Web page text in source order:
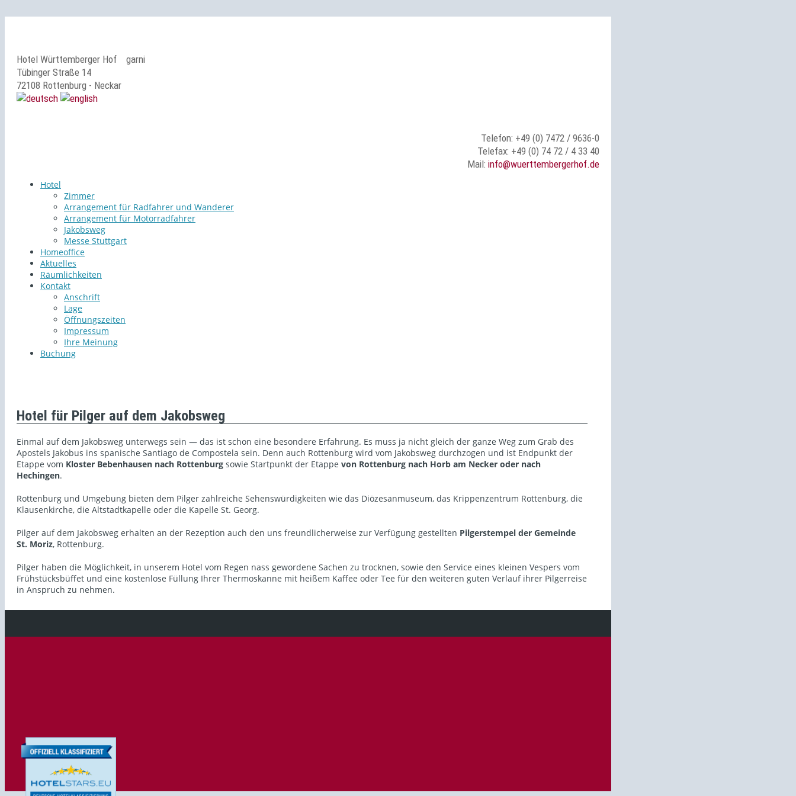
Hotel Württemberger Hof
garni
Tübinger Straße 14
72108 Rottenburg - Neckar
Telefon: +49 (0) 7472 / 9636-0
Telefax: +49 (0) 74 72 / 4 33 40
Mail: info@wuerttembergerhof.de
Hotel
Zimmer
Arrangement für Radfahrer und Wanderer
Arrangement für Motorradfahrer
Jakobsweg
Messe Stuttgart
Homeoffice
Aktuelles
Räumlichkeiten
Kontakt
Anschrift
Lage
Öffnungszeiten
Impressum
Ihre Meinung
Buchung
Hotel für Pilger auf dem Jakobsweg
Einmal auf dem Jakobsweg unterwegs sein — das ist schon eine besondere Erfahrung. Es muss ja nicht gleich der ganze Weg zum Grab des
Apostels Jakobus ins spanische Santiago de Compostela sein. Denn auch Rottenburg wird vom Jakobsweg durchzogen und ist Endpunkt der
Etappe vom Kloster Bebenhausen nach Rottenburg sowie Startpunkt der Etappe von Rottenburg nach Horb am Necker oder nach
Hechingen.
Rottenburg und Umgebung bieten dem Pilger zahlreiche Sehenswürdigkeiten wie das Diözesanmuseum, das Krippenzentrum Rottenburg, die
Klausenkirche, die Altstadtkapelle oder die Kapelle St. Georg.
Pilger auf dem Jakobsweg erhalten an der Rezeption auch den uns freundlicherweise zur Verfügung gestellten Pilgerstempel der Gemeinde
St. Moriz, Rottenburg.
Pilger haben die Möglichkeit, in unserem Hotel vom Regen nass gewordene Sachen zu trocknen, sowie den Service eines kleinen Vespers vom
Frühstücksbüffet und eine kostenlose Füllung Ihrer Thermoskanne mit heißem Kaffee oder Tee für den weiteren guten Verlauf ihrer Pilgerreise
in Anspruch zu nehmen.